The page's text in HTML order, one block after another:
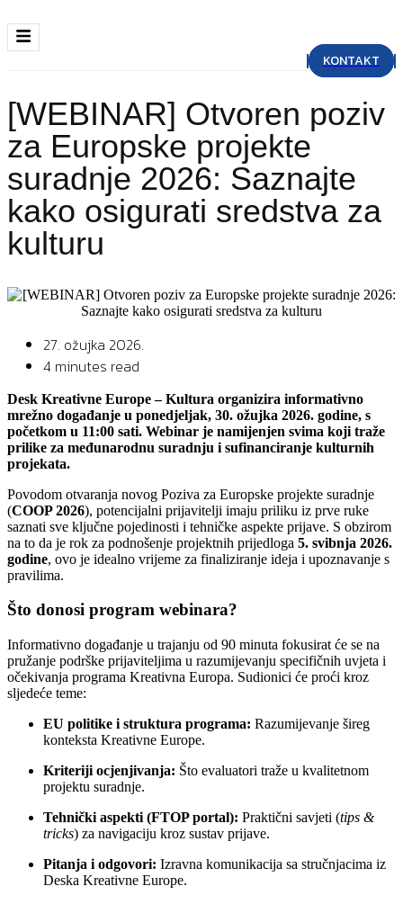
KONTAKT
[WEBINAR] Otvoren poziv
za Europske projekte
suradnje 2026: Saznajte
kako osigurati sredstva za
kulturu
27. ožujka 2026.
4 minutes read
Desk Kreativne Europe – Kultura organizira informativno
mrežno događanje u ponedjeljak, 30. ožujka 2026. godine, s
početkom u 11:00 sati. Webinar je namijenjen svima koji traže
prilike za međunarodnu suradnju i sufinanciranje kulturnih
projekata.
Povodom otvaranja novog Poziva za Europske projekte suradnje
(COOP 2026), potencijalni prijavitelji imaju priliku iz prve ruke
saznati sve ključne pojedinosti i tehničke aspekte prijave. S obzirom
na to da je rok za podnošenje projektnih prijedloga 5. svibnja 2026.
godine, ovo je idealno vrijeme za finaliziranje ideja i upoznavanje s
pravilima.
Što donosi program webinara?
Informativno događanje u trajanju od 90 minuta fokusirat će se na
pružanje podrške prijaviteljima u razumijevanju specifičnih uvjeta i
očekivanja programa Kreativna Europa. Sudionici će proći kroz
sljedeće teme:
EU politike i struktura programa: Razumijevanje šireg
konteksta Kreativne Europe.
Kriteriji ocjenjivanja: Što evaluatori traže u kvalitetnom
projektu suradnje.
Tehnički aspekti (FTOP portal): Praktični savjeti (tips &
tricks) za navigaciju kroz sustav prijave.
Pitanja i odgovori: Izravna komunikacija sa stručnjacima iz
Deska Kreativne Europe.